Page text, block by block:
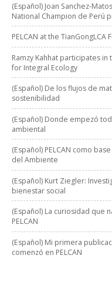
(Español) Joan Sanchez-
National Champion de Perú
PELCAN at the TianGongLCA
Ramzy Kahhat participates
for Integral Ecology
(Español) De los flujos de
sostenibilidad
(Español) Donde empezó
ambiental
(Español) PELCAN como
del Ambiente
(Español) Kurt Ziegler:
bienestar social
(Español) La curiosidad que
PELCAN
(Español) Mi primera
comenzó en PELCAN